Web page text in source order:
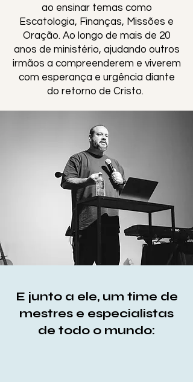
ao ensinar temas como
Escatologia, Finanças, Missões e
Oração. Ao longo de mais de 20
anos de ministério, ajudando outros
irmãos a compreenderem e viverem
com esperança e urgência diante
do retorno de Cristo.
E junto a ele, um time de
mestres e especialistas
de todo o mundo: